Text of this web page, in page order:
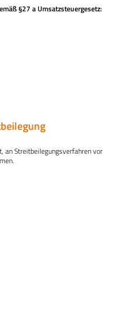
§27 a Umsatzsteuergesetz:
an Streitbeilegungsverfahren vor